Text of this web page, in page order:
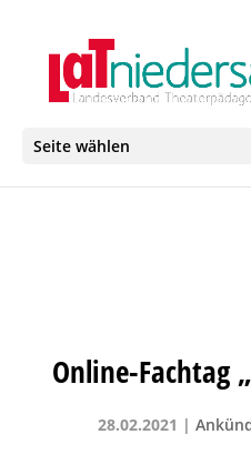
Seite wählen
Online-Fachtag
28.02.2021 |